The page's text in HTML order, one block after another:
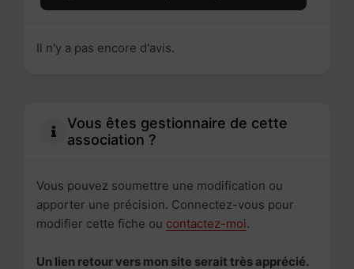
Il n'y a pas encore d'avis.
Vous êtes gestionnaire de cette
association ?
Vous pouvez soumettre une modification ou
apporter une précision. Connectez-vous pour
modifier cette fiche ou contactez-moi.
Un lien retour vers mon site serait très apprécié.